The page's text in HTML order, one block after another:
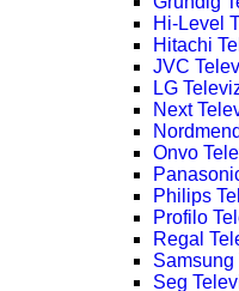
Hi-Level
Hitachi
JVC
LG
Next
Onvo
Philips
Profilo
Regal
Seg